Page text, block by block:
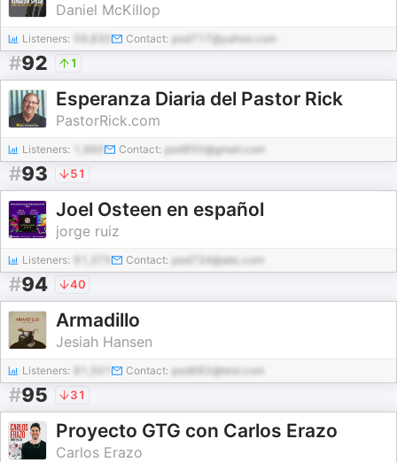
Daniel McKillop
Listeners: Contact: pod717@yahoo.com
#92 1
Esperanza Diaria del Pastor Rick
PastorRick.com
Listeners: Contact: pod950@gmail.com
#93 51
Joel Osteen en español
jorge ruiz
Listeners: Contact: pod734@abc.com
#94 40
Armadillo
Jesiah Hansen
Listeners: Contact: pod682@test.com
#95 31
Proyecto GTG con Carlos Erazo
Carlos Erazo